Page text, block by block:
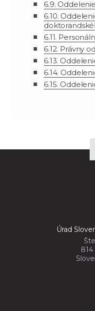
6.9.
6.10.
6.11.
6.12. Právny
6.13.
6.14.
6.15.
Úrad